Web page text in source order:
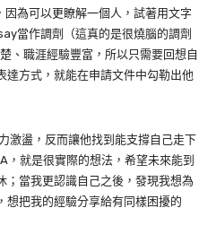
為可以更瞭解一個人，試著用文字
當作調劑（這真的是很燒腦的調劑
、職涯經驗豐富，所以只需要回想自
達方式，就能在申請文件中勾勒出他
激盪，反而讓他找到能支撐自己走下
，就是很實際的想法，希望未來能到
；當我更認識自己之後，發現我想為
想把我的經驗分享給有同樣困擾的